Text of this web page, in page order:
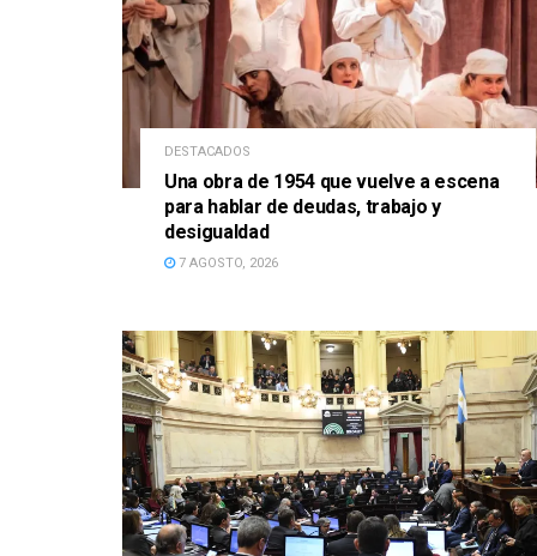
DESTACADOS
Una obra de 1954 que vuelve a escena
para hablar de deudas, trabajo y
desigualdad
7 AGOSTO, 2026